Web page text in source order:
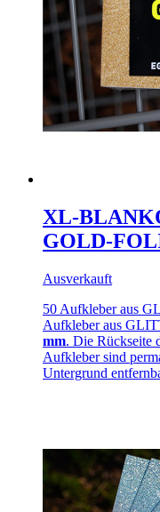
XL-
GOLD-
Ausverkauft
50 Aufkleber aus
Aufkleber aus
mm. Die Rückseite
Aufkleber sind
Untergrund